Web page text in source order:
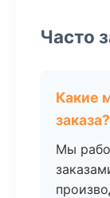
Часто
Какие
заказа?
Мы